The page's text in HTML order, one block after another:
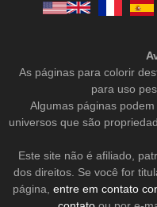
As páginas para colorir
para uso
Algumas páginas
universos que são
Este site não é afiliado,
dos direitos. Se você for
página, entre em contato